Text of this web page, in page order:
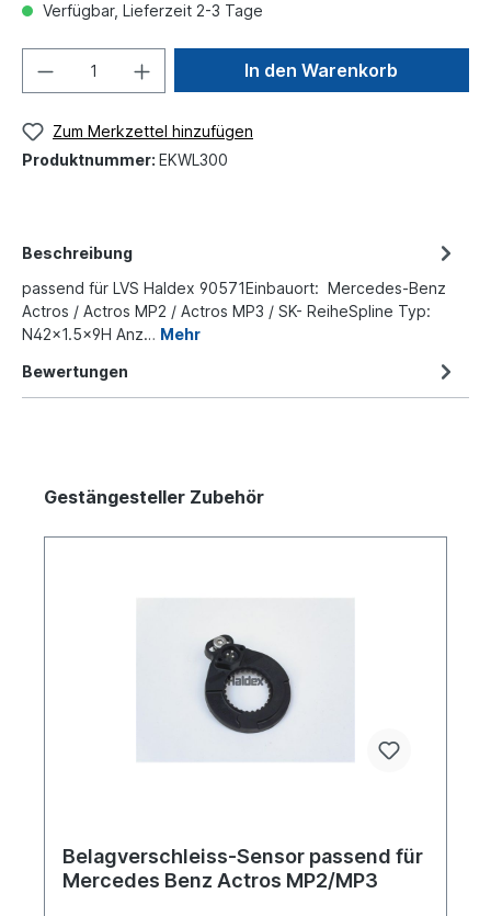
Verfügbar, Lieferzeit 2-3 Tage
In den Warenkorb
Zum Merkzettel hinzufügen
Produktnummer: EKWL300
Beschreibung
passend für LVS Haldex 90571Einbauort: Mercedes-Benz
Actros / Actros MP2 / Actros MP3 / SK- ReiheSpline Typ:
N42x1.5x9H Anz… Mehr
Bewertungen
Gestängesteller Zubehör
Belagverschleiss-Sensor passend für
Mercedes Benz Actros MP2/MP3